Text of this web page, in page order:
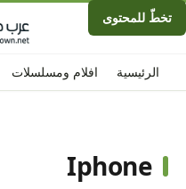
تخطّ للمحتوى
الرئيسية افلام ومسلسلات
Iphone